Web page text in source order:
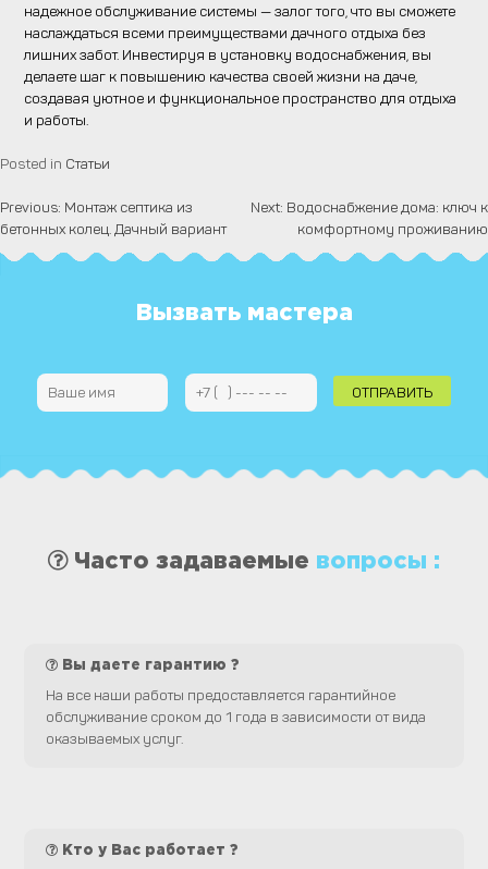
надежное обслуживание системы — залог того, что вы сможете
наслаждаться всеми преимуществами дачного отдыха без
лишних забот. Инвестируя в установку водоснабжения, вы
делаете шаг к повышению качества своей жизни на даче,
создавая уютное и функциональное пространство для отдыха
и работы.
Posted in Статьи
Навигация
Previous: Монтаж септика из
бетонных колец. Дачный вариант
Next: Водоснабжение дома: ключ к
комфортному проживанию
Вызвать мастера
Часто задаваемые вопросы :
Вы даете гарантию ?
На все наши работы предоставляется гарантийное
обслуживание сроком до 1 года в зависимости от вида
оказываемых услуг.
Кто у Вас работает ?